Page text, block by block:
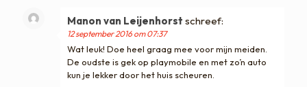
Manon van Leijenhorst schreef:
12 september 2016 om 07:37
Wat leuk! Doe heel graag mee voor mijn meiden.
De oudste is gek op playmobile en met zo’n auto
kun je lekker door het huis scheuren.